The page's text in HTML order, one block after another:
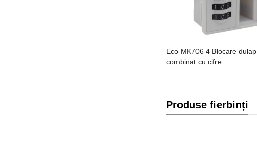
Eco MK706 4 Blocare dulap
combinat cu cifre
Produse fierbinți